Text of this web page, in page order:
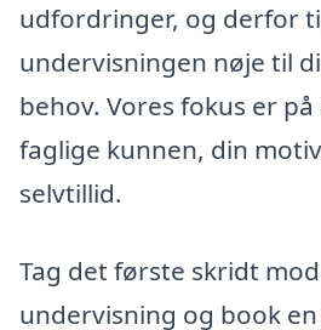
udfordringer, og derfor
undervisningen nøje til
behov. Vores fokus er
faglige kunnen, din
selvtillid.
Tag det første skridt
undervisning og book